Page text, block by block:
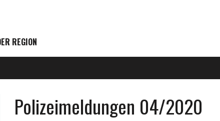
REGION
Polizeimeldungen 04/2020